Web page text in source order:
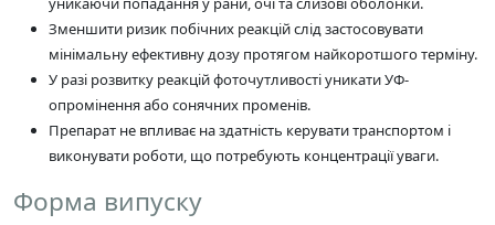
Зменшити ризик побічних реакцій слід застосовувати
мінімальну ефективну дозу протягом найкоротшого терміну.
У разі розвитку реакцій фоточутливості уникати УФ-
опромінення або сонячних променів.
Препарат не впливає на здатність керувати транспортом і
виконувати роботи, що потребують концентрації уваги.
Форма випуску